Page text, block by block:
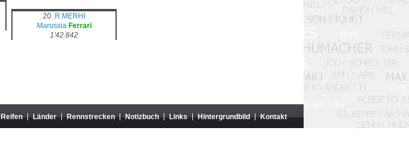
20. R.MERHI
Marussia Ferrari
1'42.842
Reifen Länder Rennstrecken Notizbuch Links Hintergrundbild Kontakt